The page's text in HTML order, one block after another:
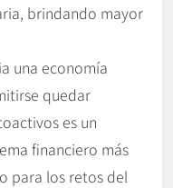
brindando mayor
una economía
quedar
es un
financiero más
para los retos del